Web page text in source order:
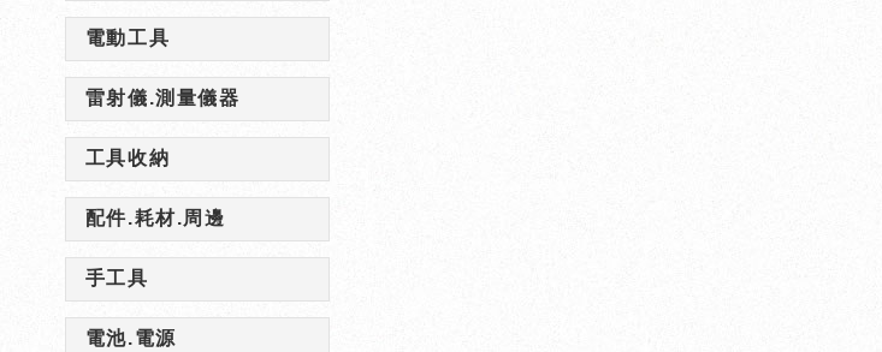
電動工具
雷射儀.測量儀器
工具收納
配件.耗材.周邊
手工具
電池.電源